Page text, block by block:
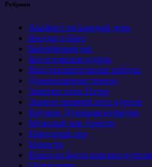
Рубрики
Акафист на каждый день
Беседы о Боге
Библейский час
Богословские курсы
Восстановительные работы
Душеполезное чтение
Заметки отца Петра
Записи занятий всех курсов
Кружок Духовная культура
Мужской хор Анести
Народный хор
Новости
Новости Богословских курсов